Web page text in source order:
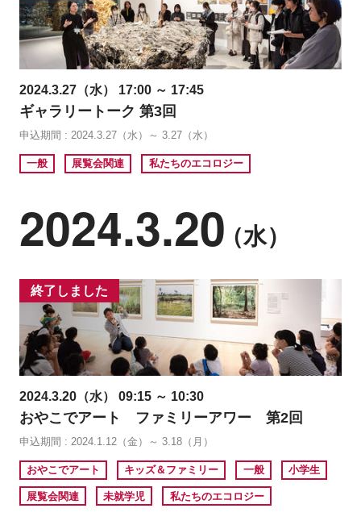
2024.3.27（水） 17:00 ～ 17:45
ギャラリートーク 第3回
申込期間 : 2024.3.27（水）～ 3.27（水）
一般 展覧会関連 私たちのエコロジー
2024.3.20（水）
終了しました
2024.3.20（水） 09:15 ～ 10:30
おやこでアート ファミリーアワー 第2回
申込期間 : 2024.1.12（金）～ 3.18（月）
おやこでアート キッズ＆ファミリー 一般 小学生
展覧会関連 未就学児 私たちのエコロジー